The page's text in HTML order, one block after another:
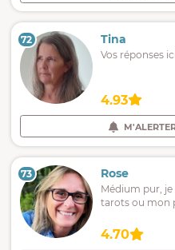
72 Tina
Vos réponses
4.93
73 Rose
Médium pur,
tarots ou mon
4.70